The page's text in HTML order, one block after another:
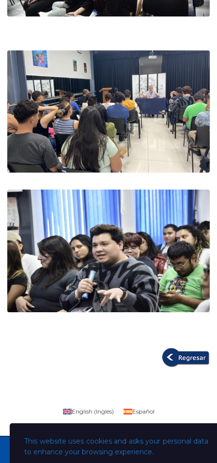
This website uses cookies and asks your personal data
to enhance your browsing experience.
English (Inglés) Español